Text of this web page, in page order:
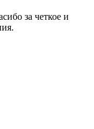
за четкое и